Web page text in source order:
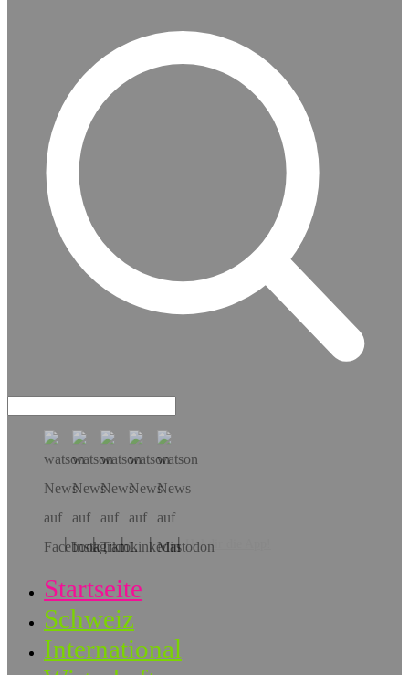
Hol dir die App!
Startseite
Schweiz
International